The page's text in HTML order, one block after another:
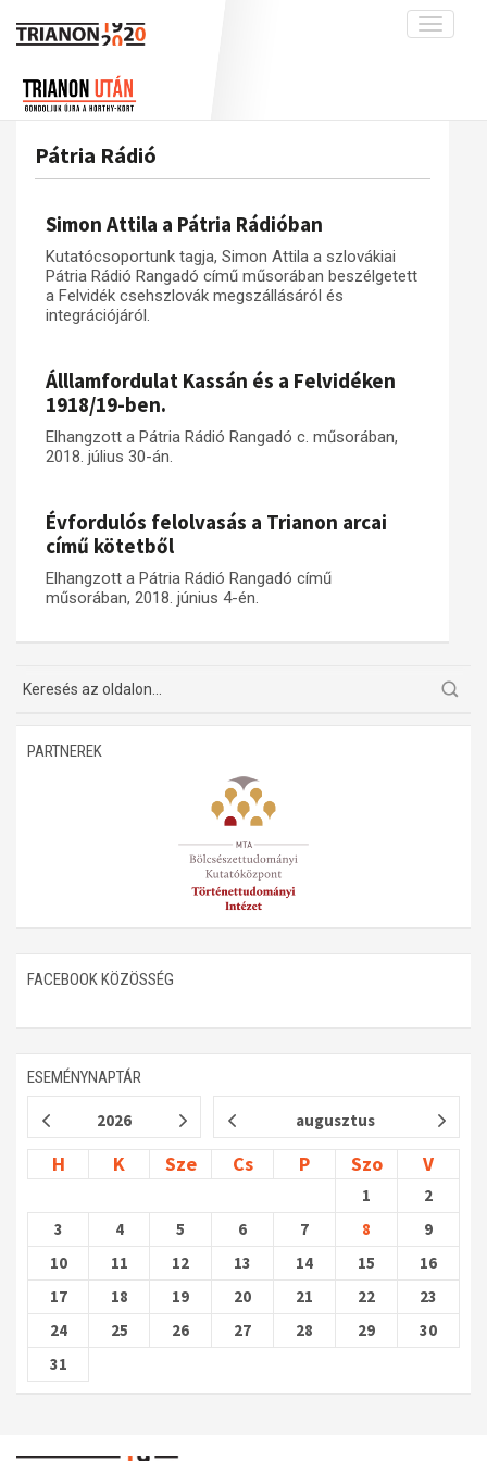
Toggle
A békerendszer megszilárdulása
Utókor és emlékezet
Adatbázis
Emlékművek (feltöltés alatt)
Visszhang
Kapcsolat
Dokumentumok
Műhelymunkák
Pátria Rádió
Simon Attila a Pátria Rádióban
Kutatócsoportunk tagja, Simon Attila a szlovákiai
Pátria Rádió Rangadó című műsorában beszélgetett
a Felvidék csehszlovák megszállásáról és
integrációjáról.
Álllamfordulat Kassán és a Felvidéken
1918/19-ben.
Elhangzott a Pátria Rádió Rangadó c. műsorában,
2018. július 30-án.
Évfordulós felolvasás a Trianon arcai
című kötetből
Elhangzott a Pátria Rádió Rangadó című
műsorában, 2018. június 4-én.
PARTNEREK
FACEBOOK KÖZÖSSÉG
ESEMÉNYNAPTÁR
2026 augusztus
H K Sze Cs P Szo V
1
2
3
4 5 6 7 8
9
10
11 12 13 14 15
16
17
18 19 20 21 22
23
24
25 26 27 28 29
30
31